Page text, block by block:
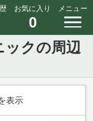
お気に入り
0
メニュー
ックの周辺
表示